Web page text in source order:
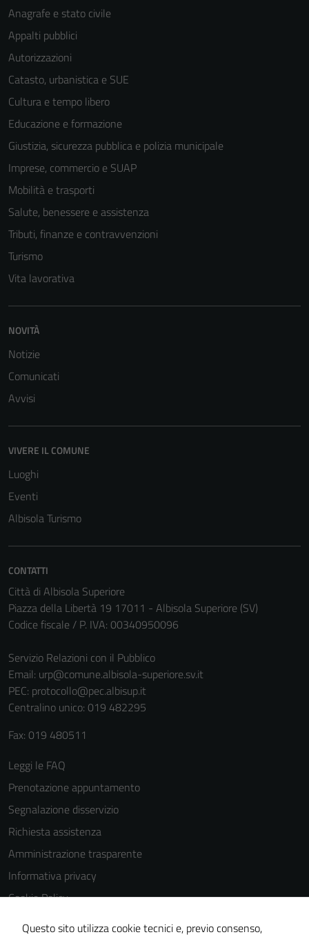
Anagrafe e stato civile
Appalti pubblici
Autorizzazioni
Catasto, urbanistica e SUE
Cultura e tempo libero
Educazione e formazione
Giustizia, sicurezza pubblica e polizia municipale
Imprese, commercio e SUAP
Mobilità e trasporti
Salute, benessere e assistenza
Tributi, finanze e contravvenzioni
Turismo
Vita lavorativa
NOVITÀ
Notizie
Comunicati
Avvisi
VIVERE IL COMUNE
Luoghi
Eventi
Albisola Turismo
CONTATTI
Città di Albisola Superiore
Piazza della Libertà 19 17011 - Albisola Superiore (SV)
Codice fiscale / P. IVA: 00340950096
Servizio Relazioni con il Pubblico
Email: urp@comune.albisola-superiore.sv.it
PEC: protocollo@pec.albisup.it
Centralino unico: 019 482295
Fax: 019 480511
Leggi le FAQ
Prenotazione appuntamento
Segnalazione disservizio
Richiesta assistenza
Amministrazione trasparente
Informativa privacy
Cookie Policy
Note legali
Questo sito utilizza cookie tecnici e, previo consenso,